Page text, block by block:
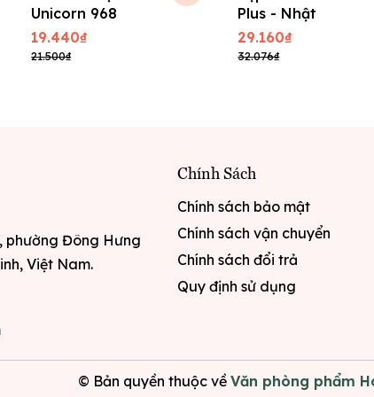
Unicorn 968
19.440₫
21.500₫
Plus - Nhật
29.160₫
32.076₫
phường Đông Hưng
Việt Nam.
Chính Sách
Chính sách bảo mật
Chính sách vận chuyển
Chính sách đổi trả
Quy định sử dụng
© Bản quyền thuộc về Văn phòng phẩm